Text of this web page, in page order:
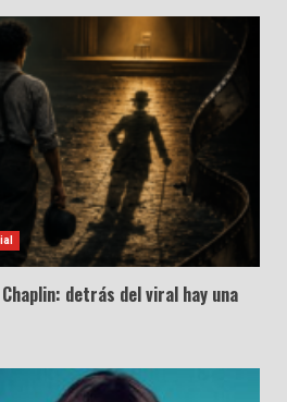
detrás del viral hay una